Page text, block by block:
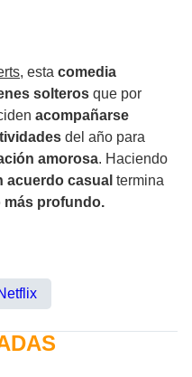
, esta comedia
solteros que por
acompañarse
del año para
amorosa. Haciendo
acuerdo casual termina
más profundo.